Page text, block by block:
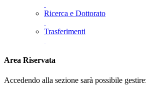
Ricerca e Dottorato
Trasferimenti
Area Riservata
Accedendo alla sezione sarà possibile gestire: